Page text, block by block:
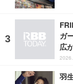
ガ
広
羽